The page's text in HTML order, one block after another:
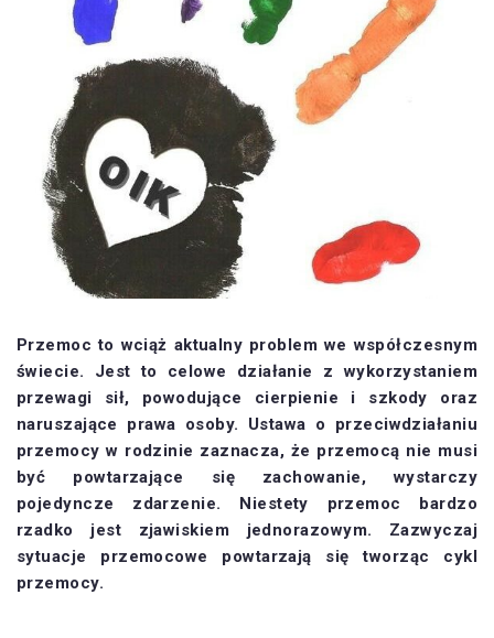
Przemoc to wciąż aktualny problem we współczesnym
świecie. Jest to celowe działanie z wykorzystaniem
przewagi sił, powodujące cierpienie i szkody oraz
naruszające prawa osoby. Ustawa o przeciwdziałaniu
przemocy w rodzinie zaznacza, że przemocą nie musi
być powtarzające się zachowanie, wystarczy
pojedyncze zdarzenie. Niestety przemoc bardzo
rzadko jest zjawiskiem jednorazowym. Zazwyczaj
sytuacje przemocowe powtarzają się tworząc cykl
przemocy.